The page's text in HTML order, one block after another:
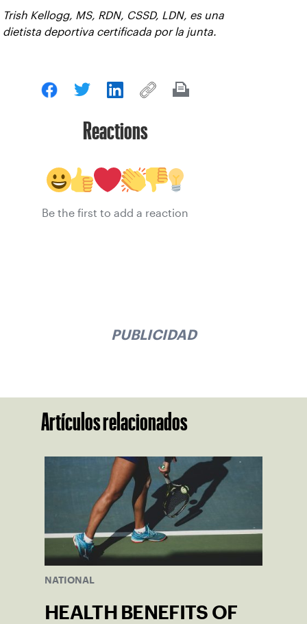
Trish Kellogg, MS, RDN, CSSD, LDN, es una
dietista deportiva certificada por la junta.
Reactions
Be the first to add a reaction
PUBLICIDAD
Artículos relacionados
NATIONAL
HEALTH BENEFITS OF